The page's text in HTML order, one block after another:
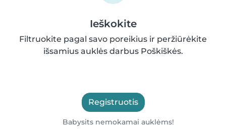
Ieškokite
Filtruokite pagal savo poreikius ir peržiūrėkite
išsamius auklės darbus Poškiškės.
Registruotis
Babysits nemokamai auklėms!